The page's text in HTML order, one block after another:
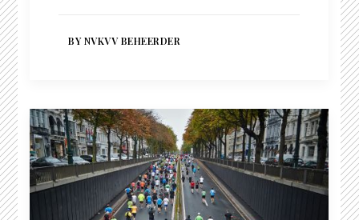
BY NVKVV BEHEERDER